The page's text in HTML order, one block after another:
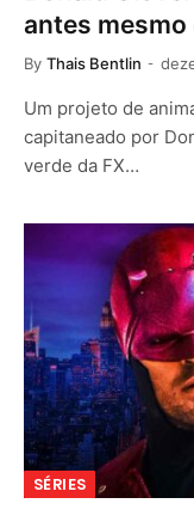
antes
By Thais Bentlin
Um projeto de
capitaneado por
verde da FX…
SÉRIES